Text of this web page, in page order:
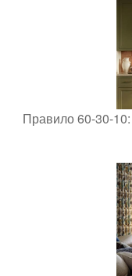
Правило 60-30-